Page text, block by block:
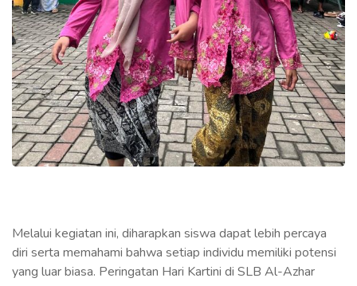
Melalui kegiatan ini, diharapkan siswa dapat lebih percaya
diri serta memahami bahwa setiap individu memiliki potensi
yang luar biasa. Peringatan Hari Kartini di SLB Al-Azhar